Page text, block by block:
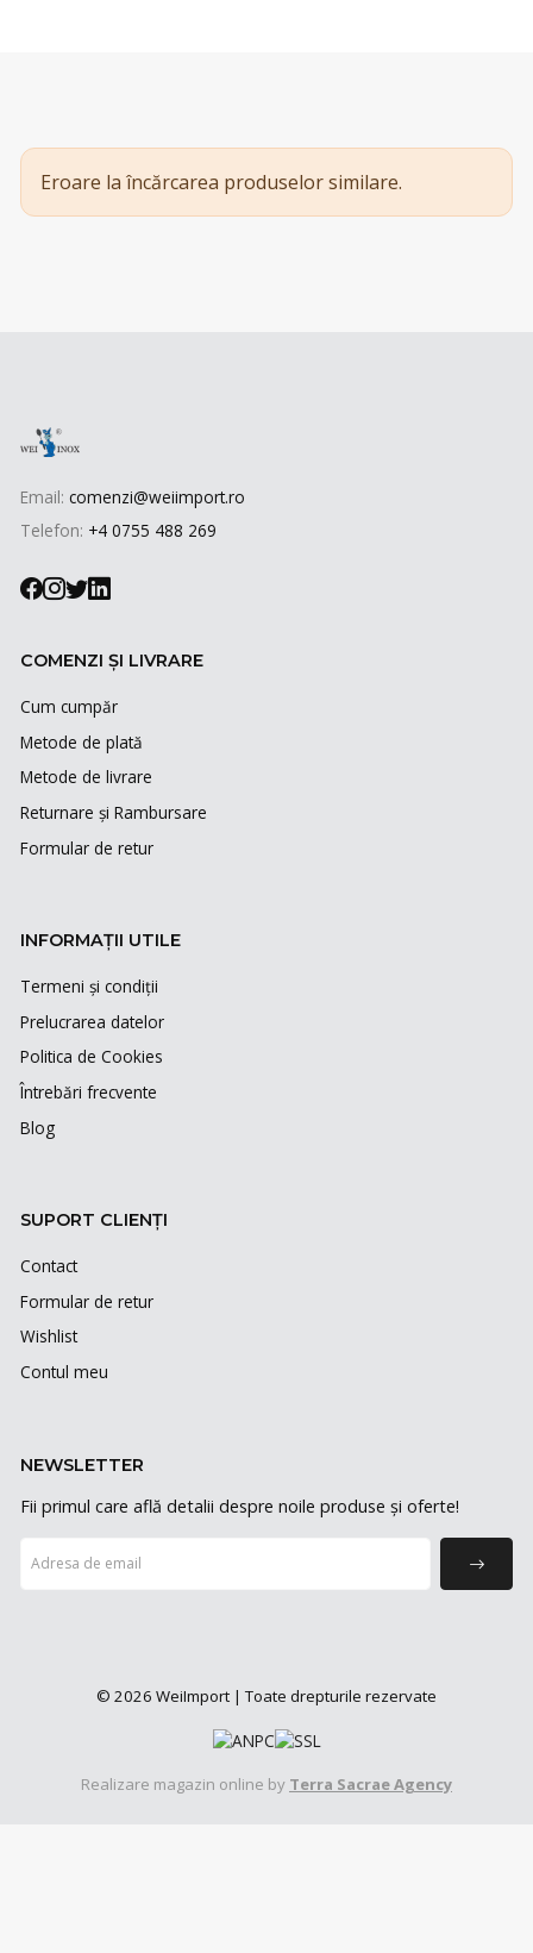
Eroare la încărcarea produselor similare.
Email: comenzi@weiimport.ro
Telefon: +4 0755 488 269
COMENZI ȘI LIVRARE
Cum cumpăr
Metode de plată
Metode de livrare
Returnare și Rambursare
Formular de retur
INFORMAȚII UTILE
Termeni și condiții
Prelucrarea datelor
Politica de Cookies
Întrebări frecvente
Blog
SUPORT CLIENȚI
Contact
Formular de retur
Wishlist
Contul meu
NEWSLETTER
Fii primul care află detalii despre noile produse și oferte!
© 2026 WeiImport | Toate drepturile rezervate
Realizare magazin online by Terra Sacrae Agency